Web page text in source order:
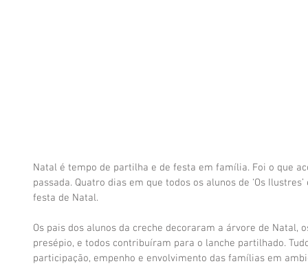
Natal é tempo de partilha e de festa em família. Foi o que
passada. Quatro dias em que todos os alunos de ‘Os
festa de Natal.
Os pais dos alunos da creche decoraram a árvore de
presépio, e todos contribuíram para o lanche partilhado.
participação, empenho e envolvimento das famílias em